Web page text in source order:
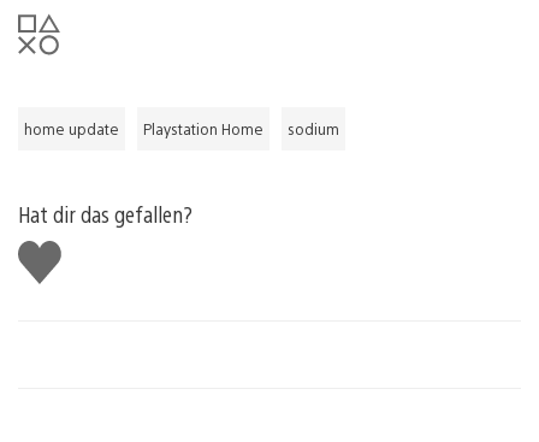
home update Playstation Home sodium
Hat dir das gefallen?
Gefällt
mir